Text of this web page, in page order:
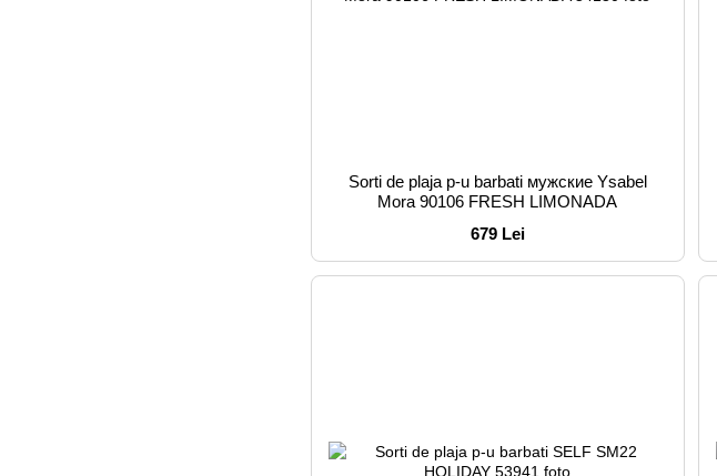
Sorti de plaja p-u barbati мужские Ysabel
Mora 90106 FRESH LIMONADA
679 Lei